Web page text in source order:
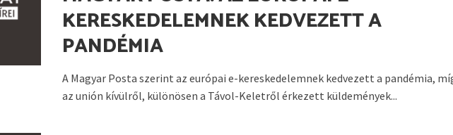
KERESKEDELEMNEK KEDVEZETT A
PANDÉMIA
A Magyar Posta szerint az európai e-kereskedelemnek kedvezett a pandémia,
az unión kívülről, különösen a Távol-Keletről érkezett küldemények...